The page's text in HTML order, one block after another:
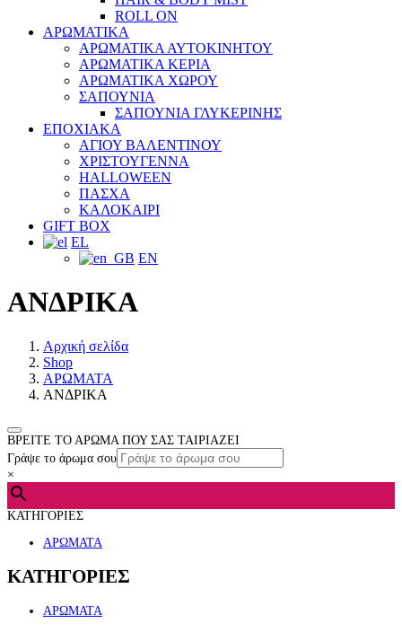
ROLL ON
ΑΡΩΜΑΤΙΚΑ
ΑΡΩΜΑΤΙΚΑ ΑΥΤΟΚΙΝΗΤΟΥ
ΑΡΩΜΑΤΙΚΑ ΚΕΡΙΑ
ΑΡΩΜΑΤΙΚΑ ΧΩΡΟΥ
ΣΑΠΟΥΝΙΑ
ΣΑΠΟΥΝΙΑ ΓΛΥΚΕΡΙΝΗΣ
ΕΠΟΧΙΑΚΑ
ΑΓΙΟΥ ΒΑΛΕΝΤΙΝΟΥ
ΧΡΙΣΤΟΥΓΕΝΝΑ
HALLOWEEN
ΠΑΣΧΑ
ΚΑΛΟΚΑΙΡΙ
GIFT BOX
EL
EN
ΑΝΔΡΙΚΑ
Αρχική σελίδα
Shop
ΑΡΩΜΑΤΑ
ΑΝΔΡΙΚΑ
ΒΡΕΙΤΕ ΤΟ ΑΡΩΜΑ ΠΟΥ ΣΑΣ ΤΑΙΡΙΑΖΕΙ
Γράψε το άρωμα σου
×
ΚΑΤΗΓΟΡΙΕΣ
ΑΡΩΜΑΤΑ
ΚΑΤΗΓΟΡΙΕΣ
ΑΡΩΜΑΤΑ